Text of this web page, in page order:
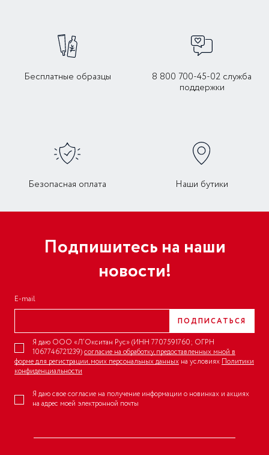
Бесплатные образцы
8 800 700-45-02 служба
поддержки
Безопасная оплата Наши бутики
Подпишитесь на наши
новости!
E-mail
ПОДПИСАТЬСЯ
Я даю ООО «Л’Окситан Рус» (ИНН 7707591760; ОГРН
1067746721239)согласие на обработку, предоставленных мной в
форме для регистрации, моих персональных данных на условиях Политики
конфиденциальности
Я даю свое согласие на получение информации о новинках и акциях
на адрес моей электронной почты